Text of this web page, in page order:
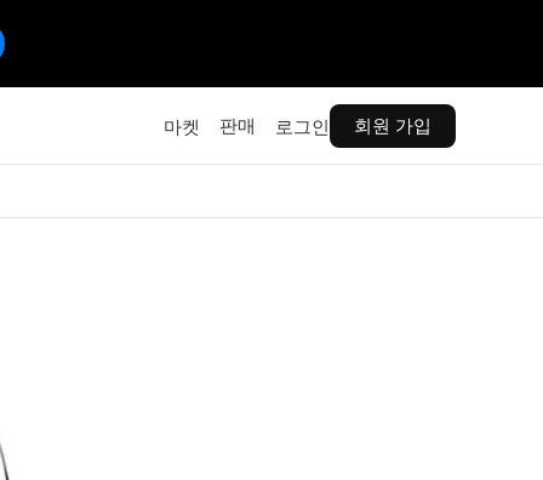
마켓 판매 로그인 회원 가입